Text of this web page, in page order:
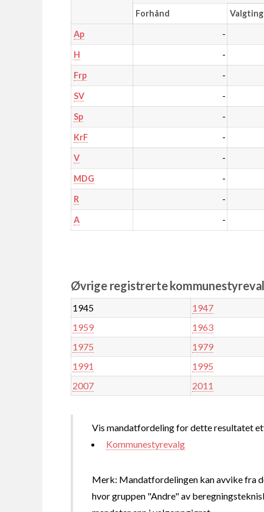
Forhånd Valgting
Ap -
H -
Frp -
SV -
Sp -
KrF -
V -
MDG -
R -
A -
Øvrige registrerte
1945 1947
1959
1963
1975
1979
1991
1995
2007
2011
Vis mandatfordeling for dette resultatet
Kommunestyrevalg
Merk: Mandatfordelingen kan avvike fra
hvor gruppen "Andre" av